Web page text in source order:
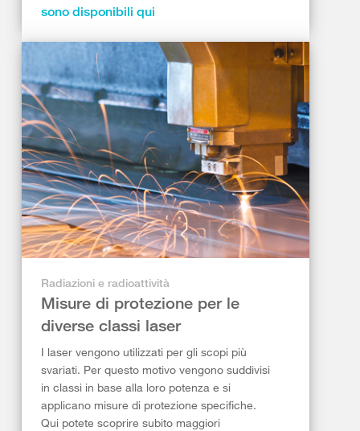
sono disponibili qui
Radiazioni e radioattività
Misure di protezione per le
diverse classi laser
I laser vengono utilizzati per gli scopi più
svariati. Per questo motivo vengono suddivisi
in classi in base alla loro potenza e si
applicano misure di protezione specifiche.
Qui potete scoprire subito maggiori